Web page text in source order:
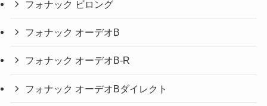
フォナック ビロング
フォナック オーデオB
フォナック オーデオB-R
フォナック オーデオBダイレクト